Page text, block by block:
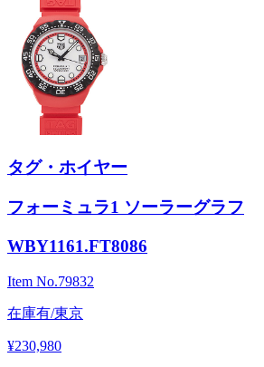
タグ・ホイヤー
フォーミュラ1 ソーラーグラフ
WBY1161.FT8086
Item No.79832
在庫有/東京
¥230,980